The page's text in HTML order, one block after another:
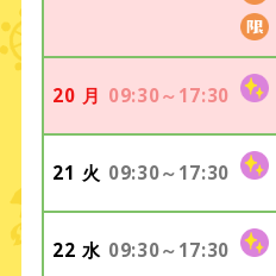
20 月 09:30～17:30
21 火 09:30～17:30
22 水 09:30～17:30